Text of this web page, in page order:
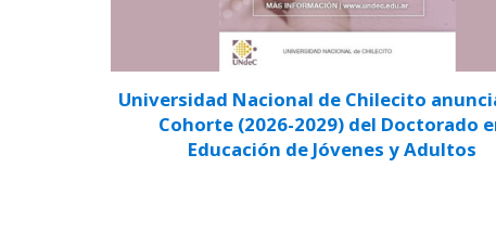
Universidad Nacional de Chilecito
Cohorte (2026-2029) del Doctorado
Educación de Jóvenes y Adultos